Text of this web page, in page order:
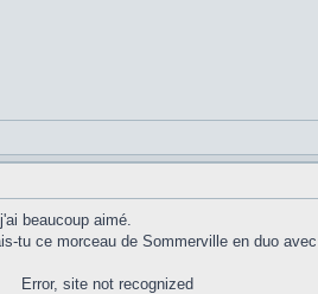
beaucoup aimé.
tu ce morceau de Sommerville en duo
Error, site not recognized